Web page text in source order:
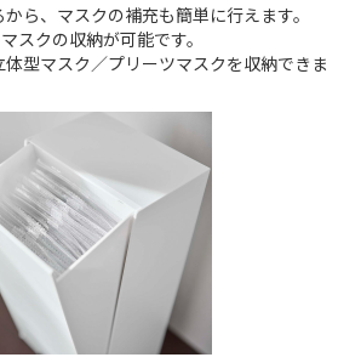
ら、マスクの補充も簡単に行えます。
スクの収納が可能です。
型マスク／プリーツマスクを収納できま